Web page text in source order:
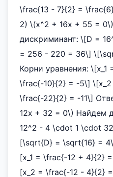
\frac{13 - 7}{2} =
2) \(x^2 + 16x + 55 =
дискриминант: \[D =
= 256 - 220 = 36\]
Корни уравнения:
\frac{-10}{2} = -5\]
\frac{-22}{2} = -11\]
12x + 32 = 0\) Найдем
12^2 - 4 \cdot 1 \cdot
[\sqrt{D} = \sqrt{16} =
[x_1 = \frac{-12 + 4}{2}
[x_2 = \frac{-12 - 4}{2}